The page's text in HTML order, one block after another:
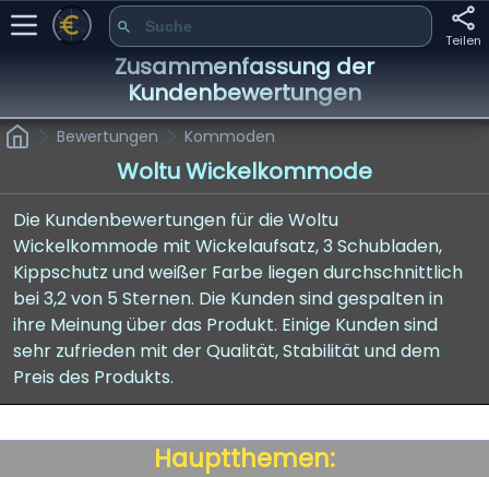
Teilen
Zusammenfassung der
Kundenbewertungen
Bewertungen Kommoden
Woltu Wickelkommode
Die Kundenbewertungen für die Woltu
Wickelkommode mit Wickelaufsatz, 3 Schubladen,
Kippschutz und weißer Farbe liegen durchschnittlich
bei 3,2 von 5 Sternen. Die Kunden sind gespalten in
ihre Meinung über das Produkt. Einige Kunden sind
sehr zufrieden mit der Qualität, Stabilität und dem
Preis des Produkts.
Hauptthemen: